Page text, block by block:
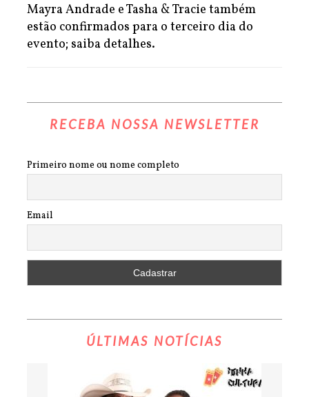
Mayra Andrade e Tasha & Tracie também
estão confirmados para o terceiro dia do
evento; saiba detalhes.
RECEBA NOSSA NEWSLETTER
Primeiro nome ou nome completo
Email
ÚLTIMAS NOTÍCIAS